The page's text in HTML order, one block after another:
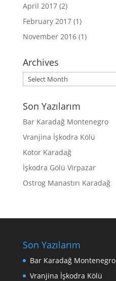
April 2017(2)
February 2017(1)
November 2016(1)
Archives
Archives
Son Yazılarım
Bar Karadağ Montenegro
Vranjina İşkodra Kölü
Kotor Karadağ
İşkodra Gölü Virpazar
Ostrog Manastırı Karadağ
Son Yazılarım
Bar Karadağ Montenegro
Vranjina İşkodra Kölü